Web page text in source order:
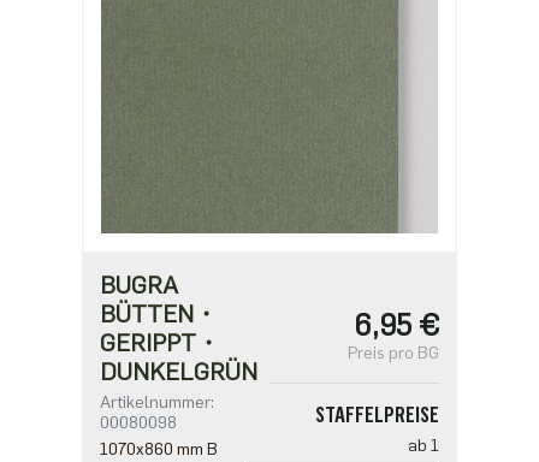
BUGRA
BÜTTEN・
GERIPPT・
DUNKELGRÜN
Artikelnummer:
00080098
1070x860 mm B
6,95 €
Preis pro BG
STAFFELPREISE
ab 1